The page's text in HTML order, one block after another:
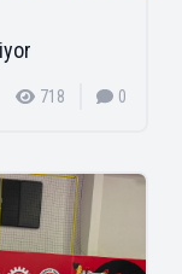
718 0